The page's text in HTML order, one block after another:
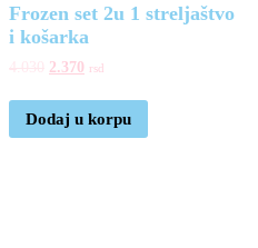
Frozen set 2u 1 streljaštvo
i košarka
2.370 rsd
Dodaj u korpu